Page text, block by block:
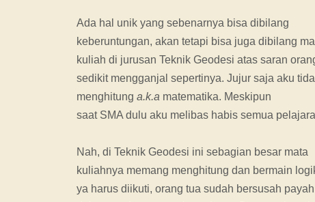
Ada hal unik yang sebenarnya bisa dibilang
keberuntungan, akan tetapi bisa juga dibilang
kuliah di jurusan Teknik Geodesi atas saran
sedikit mengganjal sepertinya. Jujur saja aku
menghitung a.k.a matematika. Meskipun
saat SMA dulu aku melibas habis semua
Nah, di Teknik Geodesi ini sebagian besar mata
kuliahnya memang menghitung dan bermain
ya harus diikuti, orang tua sudah bersusah